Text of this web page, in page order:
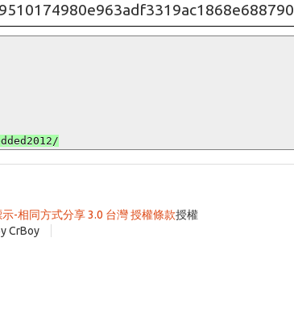
-相同方式分享 3.0 台灣 授權條款授權
CrBoy